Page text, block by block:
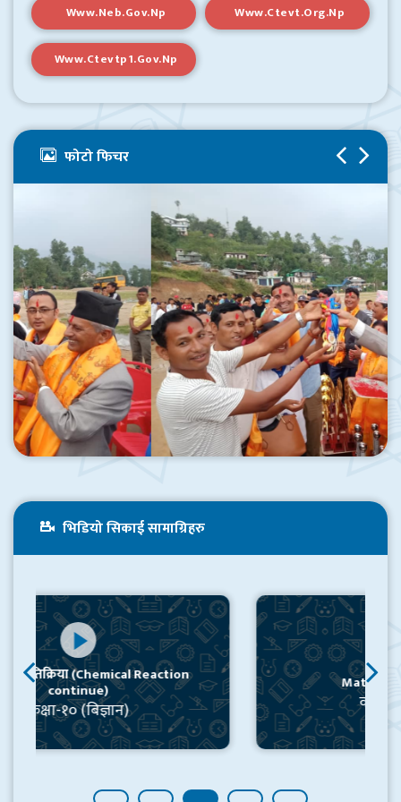
कृषि (वाली विज्ञान) अन्तर्गत डिप्लोमा २०८०/८१ ब्याचको दोश्रो सेमेष्टरको (नियमित तथा आंशिक) नतिजा। दुबैमा शत प्रतिशत उत्तीर्ण।
१५ असार २०८२, आईतवार १४:०३
२०८१/८२ को कक्षा ११ को नतिजा तथा ग्रेडबृद्धि पूरक परीक्षा सम्बन्धी सुचना
२०८२ को भर्ना तथा कक्षा सञ्चालन सम्बन्धी सुचना
२८ चैत्र २०८१, शुक्रबार ०८:४०
अन्तिम परीक्षाको नतिजा २०८१ (कक्षा नर्सरी – ५)
१९ चैत्र २०८१, बुधबार २१:५३
शुभकामना सन्देश
१९ आश्विन २०८१, शनिबार १२:४८
हाम्रो विद्यालय, राम्रो विद्यालय विद्यालय र गतिविधिहरु ८०/८१
३ भाद्र २०८१, सोमबार २१:३३
कृषि प्रि-डिप्लोमा (बाली विज्ञान) तर्फ २०८१/८२ का लागी संचालित प्रवेश परीक्षाको नतिजा।
१९ श्रावण २०८१, शनिबार १८:१६
२४ असार २०८१, आईतवार १०:४६
प्राविधिक शिक्षा: गरेर सिक्ने, सिकेर कमाउने र सीप विकासमा रमाउने
९ माघ २०८०, मंगलवार १९:२१
हाल सम्म नि:शुल्क ट्रयाकसुट वितरणकाे साझा अभियानमा जाेडिनुहुने महानुभावहरु प्रति आभारी छाैं ।
९ माघ २०८०, मंगलवार १९:०९
डा. गुप्त बहादुर श्रेष्ठबाट प्राप्त सहयाेग, न्यानाे स्वेटर वितरण २०८० माघ ७
९ माघ २०८०, मंगलवार १९:०२
Www.neb.gov.np Www.ctevt.org.np
Www.ctevtp1.gov.np
फोटो फिचर
भिडियो सिकाई सामाग्रिहरु
Math – Trigonometry
कक्षा-१० (गणित)